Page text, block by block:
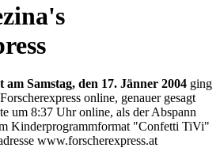
am Samstag, den 17. Jänner 2004 ging
online, genauer gesagt
um 8:37 Uhr online, als der Abspann
Kinderprogrammformat "Confetti TiVi"
www.forscherexpress.at